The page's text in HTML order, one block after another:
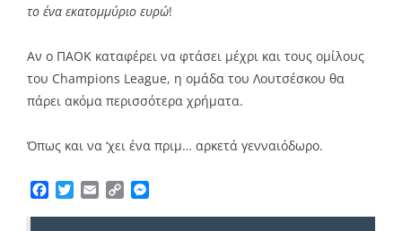
το ένα εκατομμύριο ευρώ!
Αν ο ΠΑΟΚ καταφέρει να φτάσει μέχρι και τους ομίλους
του Champions League, η ομάδα του Λουτσέσκου θα
πάρει ακόμα περισσότερα χρήματα.
Όπως και να ‘χει ένα πριμ… αρκετά γενναιόδωρο.
Facebook
TwitterEmailCopy